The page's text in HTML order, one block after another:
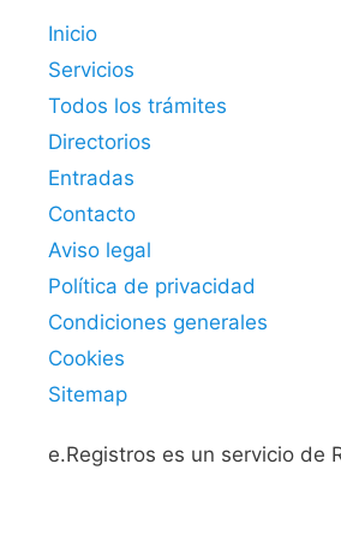
Inicio
Servicios
Todos los trámites
Directorios
Entradas
Contacto
Aviso legal
Política de privacidad
Condiciones generales
Cookies
Sitemap
e.Registros es un servicio de